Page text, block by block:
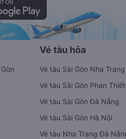
Vé tàu hỏa
Vé tàu Sài Gòn Nha Trang
Vé tàu Sài Gòn Phan Thiết
Vé tàu Sài Gòn Đà Nẵng
Vé tàu Sài Gòn Hà Nội
Vé tàu Nha Trang Đà